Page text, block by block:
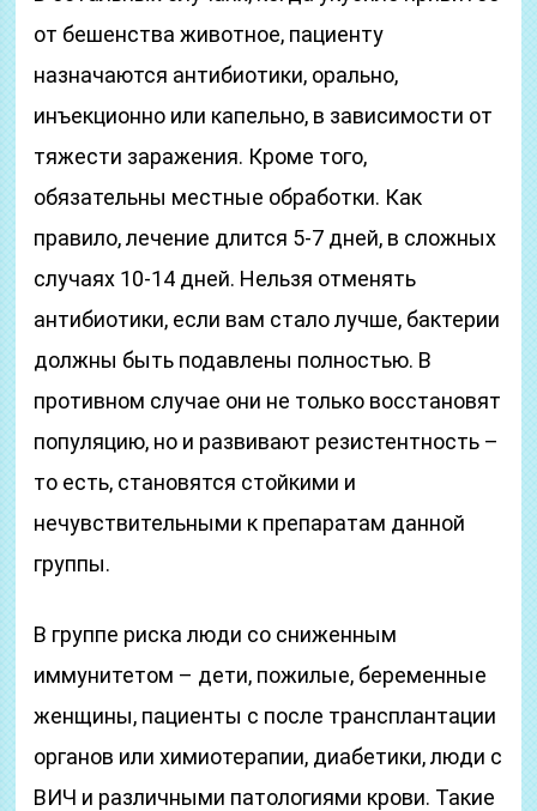
от бешенства животное, пациенту
назначаются антибиотики, орально,
инъекционно или капельно, в зависимости от
тяжести заражения. Кроме того,
обязательны местные обработки. Как
правило, лечение длится 5-7 дней, в сложных
случаях 10-14 дней. Нельзя отменять
антибиотики, если вам стало лучше, бактерии
должны быть подавлены полностью. В
противном случае они не только восстановят
популяцию, но и развивают резистентность –
то есть, становятся стойкими и
нечувствительными к препаратам данной
группы.
В группе риска люди со сниженным
иммунитетом – дети, пожилые, беременные
женщины, пациенты с после трансплантации
органов или химиотерапии, диабетики, люди с
ВИЧ и различными патологиями крови. Такие